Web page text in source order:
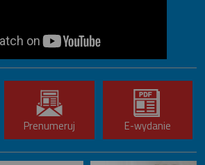
Prenumeruj E-wydanie